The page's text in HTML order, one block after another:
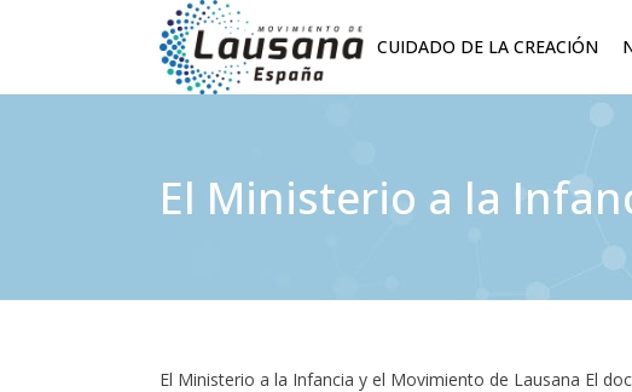
CUIDADO DE LA CREACIÓN
El Ministerio a la
El Ministerio a la Infancia y el Movimiento de Lausana El